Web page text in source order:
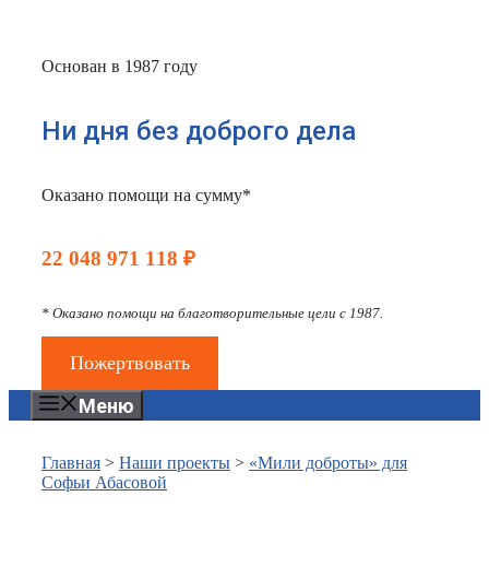
Основан в 1987 году
Ни дня без доброго дела
Оказано помощи на сумму*
22 048 971 118 ₽
* Оказано помощи на благотворительные цели с 1987.
Пожертвовать
Меню
Главная > Наши проекты > «Мили доброты» для
Софьи Абасовой